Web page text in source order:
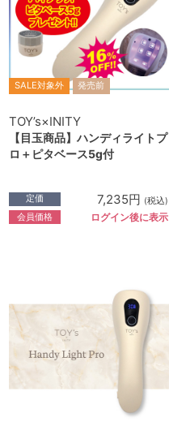
SALE対象外 発売前
TOY’s×INITY
【目玉商品】ハンディライトプ
ロ＋ピタベース5g付
定価 7,235円 (税込)
会員価格 ログイン後に表示